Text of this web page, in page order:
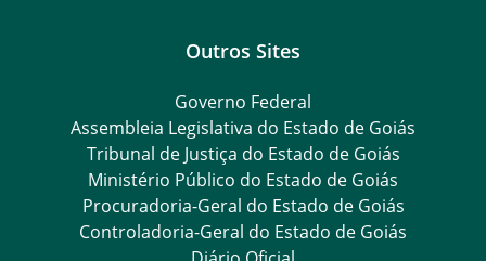
Outros Sites
Governo Federal
Assembleia Legislativa do Estado de Goiás
Tribunal de Justiça do Estado de Goiás
Ministério Público do Estado de Goiás
Procuradoria-Geral do Estado de Goiás
Controladoria-Geral do Estado de Goiás